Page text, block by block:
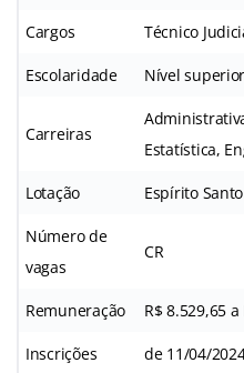
Cargos Técnico
Escolaridade Nível superior
Carreiras
Estatística,
Lotação Espírito
Número de
vagas
CR
Remuneração R$ 8.529,65
Inscrições de 11/04/